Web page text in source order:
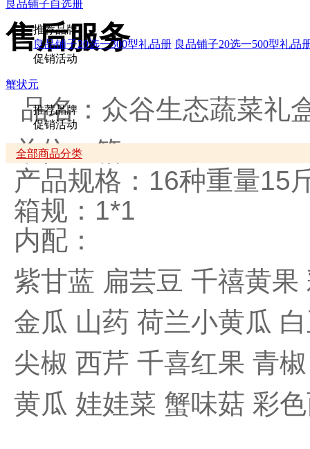
良品铺子自选册
推荐品牌
良品铺子20选一300型礼品册 良品铺子20选一500型礼品
促销活动
蟹状元
推荐品牌
促销活动
全部商品分类
售后服务
品名：众谷生态蔬菜礼
单位：箱
产品规格：16种重量15
箱规：1*1
内配：
紫甘蓝 扁芸豆 千禧黄果
金瓜 山药 荷兰小黄瓜
尖椒 西芹 千喜红果 青椒
黄瓜 娃娃菜 蟹味菇 彩